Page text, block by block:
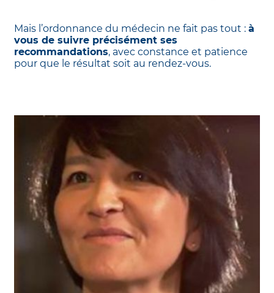
Mais l’ordonnance du médecin ne fait pas tout : à
vous de suivre précisément ses
recommandations, avec constance et patience
pour que le résultat soit au rendez-vous.